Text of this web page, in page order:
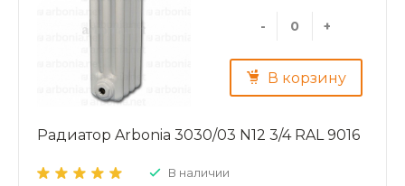
- +
В корзину
Радиатор Arbonia 3030/03 N12 3/4 RAL 9016
В наличии